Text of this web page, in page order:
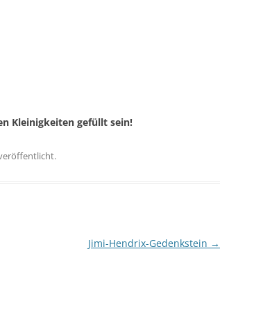
Kleinigkeiten gefüllt sein!
Jimi-Hendrix-Gedenkstein →